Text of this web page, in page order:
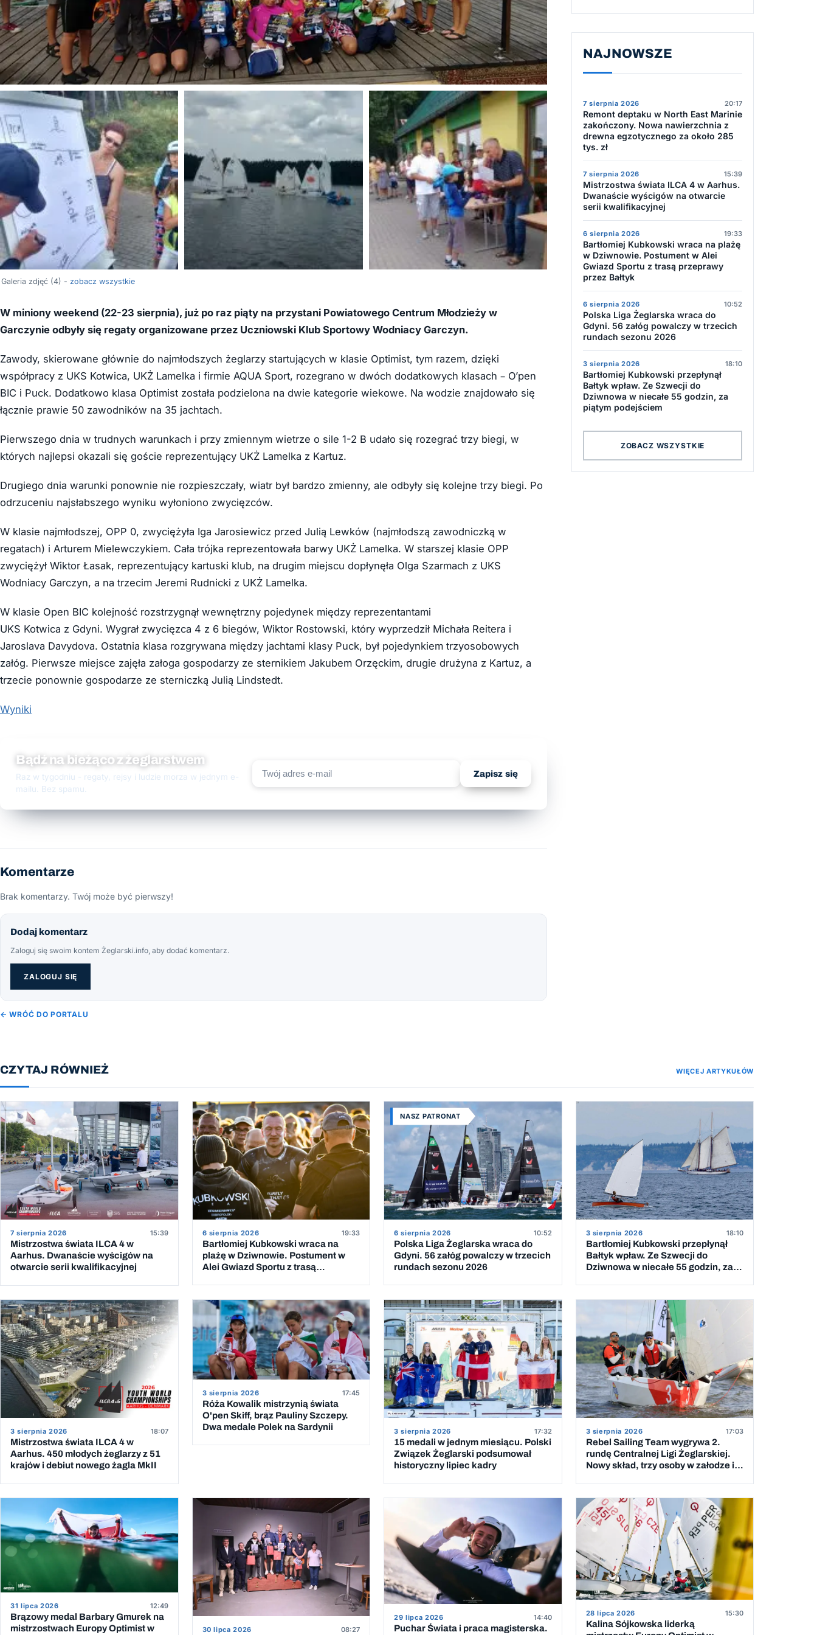
Galeria zdjęć (4) - zobacz wszystkie
W miniony weekend (22-23 sierpnia), już po raz piąty na przystani Powiatowego Centrum Młodzieży w
Garczynie odbyły się regaty organizowane przez Uczniowski Klub Sportowy Wodniacy Garczyn.
Zawody, skierowane głównie do najmłodszych żeglarzy startujących w klasie Optimist, tym razem, dzięki
współpracy z UKS Kotwica, UKŻ Lamelka i firmie AQUA Sport, rozegrano w dwóch dodatkowych klasach – O’pen
BIC i Puck. Dodatkowo klasa Optimist została podzielona na dwie kategorie wiekowe. Na wodzie znajdowało się
łącznie prawie 50 zawodników na 35 jachtach.
Pierwszego dnia w trudnych warunkach i przy zmiennym wietrze o sile 1-2 B udało się rozegrać trzy biegi, w
których najlepsi okazali się goście reprezentujący UKŻ Lamelka z Kartuz.
Drugiego dnia warunki ponownie nie rozpieszczały, wiatr był bardzo zmienny, ale odbyły się kolejne trzy biegi. Po
odrzuceniu najsłabszego wyniku wyłoniono zwycięzców.
W klasie najmłodszej, OPP 0, zwyciężyła Iga Jarosiewicz przed Julią Lewków (najmłodszą zawodniczką w
regatach) i Arturem Mielewczykiem. Cała trójka reprezentowała barwy UKŻ Lamelka. W starszej klasie OPP
zwyciężył Wiktor Łasak, reprezentujący kartuski klub, na drugim miejscu dopłynęła Olga Szarmach z UKS
Wodniacy Garczyn, a na trzecim Jeremi Rudnicki z UKŻ Lamelka.
W klasie Open BIC kolejność rozstrzygnął wewnętrzny pojedynek między reprezentantami
UKS Kotwica z Gdyni. Wygrał zwycięzca 4 z 6 biegów, Wiktor Rostowski, który wyprzedził Michała Reitera i
Jaroslava Davydova. Ostatnia klasa rozgrywana między jachtami klasy Puck, był pojedynkiem trzyosobowych
załóg. Pierwsze miejsce zajęła załoga gospodarzy ze sternikiem Jakubem Orzęckim, drugie drużyna z Kartuz, a
trzecie ponownie gospodarze ze sterniczką Julią Lindstedt.
Wyniki
Bądź na bieżąco z żeglarstwem
Raz w tygodniu - regaty, rejsy i ludzie morza w jednym e-
mailu. Bez spamu.
Zapisz się
Komentarze
Brak komentarzy. Twój może być pierwszy!
Dodaj komentarz
Zaloguj się swoim kontem Żeglarski.info, aby dodać komentarz.
ZALOGUJ SIĘ
← WRÓĆ DO PORTALU
NAJNOWSZE
7 sierpnia 2026 20:17
Remont deptaku w North East Marinie
zakończony. Nowa nawierzchnia z
drewna egzotycznego za około 285
tys. zł
7 sierpnia 2026 15:39
Mistrzostwa świata ILCA 4 w Aarhus.
Dwanaście wyścigów na otwarcie
serii kwalifikacyjnej
6 sierpnia 2026 19:33
Bartłomiej Kubkowski wraca na plażę
w Dziwnowie. Postument w Alei
Gwiazd Sportu z trasą przeprawy
przez Bałtyk
6 sierpnia 2026 10:52
Polska Liga Żeglarska wraca do
Gdyni. 56 załóg powalczy w trzecich
rundach sezonu 2026
3 sierpnia 2026 18:10
Bartłomiej Kubkowski przepłynął
Bałtyk wpław. Ze Szwecji do
Dziwnowa w niecałe 55 godzin, za
piątym podejściem
ZOBACZ WSZYSTKIE
CZYTAJ RÓWNIEŻ WIĘCEJ ARTYKUŁÓW
7 sierpnia 2026 15:39
Mistrzostwa świata ILCA 4 w
Aarhus. Dwanaście wyścigów na
otwarcie serii kwalifikacyjnej
6 sierpnia 2026 19:33
Bartłomiej Kubkowski wraca na
plażę w Dziwnowie. Postument w
Alei Gwiazd Sportu z trasą
NASZ PATRONAT
6 sierpnia 2026 10:52
Polska Liga Żeglarska wraca do
Gdyni. 56 załóg powalczy w trzecich
rundach sezonu 2026
3 sierpnia 2026 18:10
Bartłomiej Kubkowski przepłynął
Bałtyk wpław. Ze Szwecji do
Dziwnowa w niecałe 55 godzin, za
3 sierpnia 2026 18:07
Mistrzostwa świata ILCA 4 w
Aarhus. 450 młodych żeglarzy z 51
krajów i debiut nowego żagla MkII
3 sierpnia 2026 17:45
Róża Kowalik mistrzynią świata
O'pen Skiff, brąz Pauliny Szczepy.
Dwa medale Polek na Sardynii
3 sierpnia 2026 17:32
15 medali w jednym miesiącu. Polski
Związek Żeglarski podsumował
historyczny lipiec kadry
3 sierpnia 2026 17:03
Rebel Sailing Team wygrywa 2.
rundę Centralnej Ligi Żeglarskiej.
Nowy skład, trzy osoby w załodze i 5
31 lipca 2026 12:49
Brązowy medal Barbary Gmurek na
mistrzostwach Europy Optimist w
30 lipca 2026 08:27
29 lipca 2026 14:40
Puchar Świata i praca magisterska.
28 lipca 2026 15:30
Kalina Sójkowska liderką